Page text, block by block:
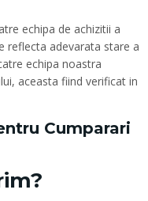
echipa de achizitii a
reflecta adevarata stare a
echipa noastra
aceasta fiind verificat in
Cumparari